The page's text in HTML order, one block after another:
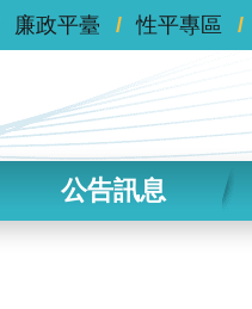
廉政平臺 性平專區
公告訊息